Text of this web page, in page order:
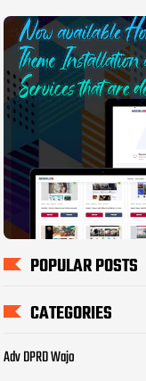
POPULAR POSTS
CATEGORIES
Adv DPRD Wajo